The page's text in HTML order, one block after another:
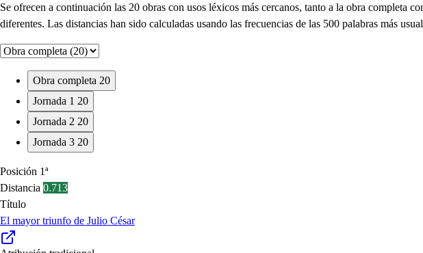
Se ofrecen a continuación las 20 obras con usos léxicos más cercanos, tanto a la obra completa
diferentes. Las distancias han sido calculadas usando las frecuencias de las 500 palabras más
Obra completa 20
Jornada 1 20
Jornada 2 20
Jornada 3 20
Posición 1ª
Distancia 0.713
Título
El mayor triunfo de Julio César